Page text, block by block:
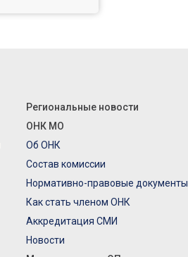
Региональные новости
ОНК МО
Об ОНК
Состав комиссии
Нормативно-правовые документы
Как стать членом ОНК
Аккредитация СМИ
Новости